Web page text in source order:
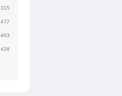
315
477
403
428